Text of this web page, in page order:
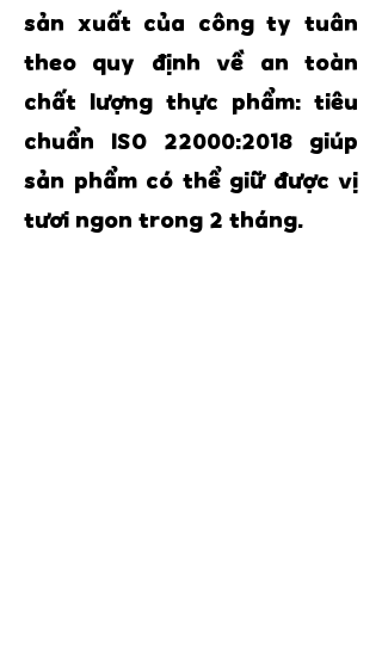
sản xuất của công ty tuân
theo quy định về an toàn
chất lượng thực phẩm: tiêu
chuẩn ISO 22000:2018 giúp
sản phẩm có thể giữ được vị
tươi ngon trong 2 tháng.